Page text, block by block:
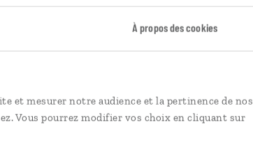
À propos des cookies
et mesurer notre audience et la pertinence de nos
Vous pourrez modifier vos choix en cliquant sur